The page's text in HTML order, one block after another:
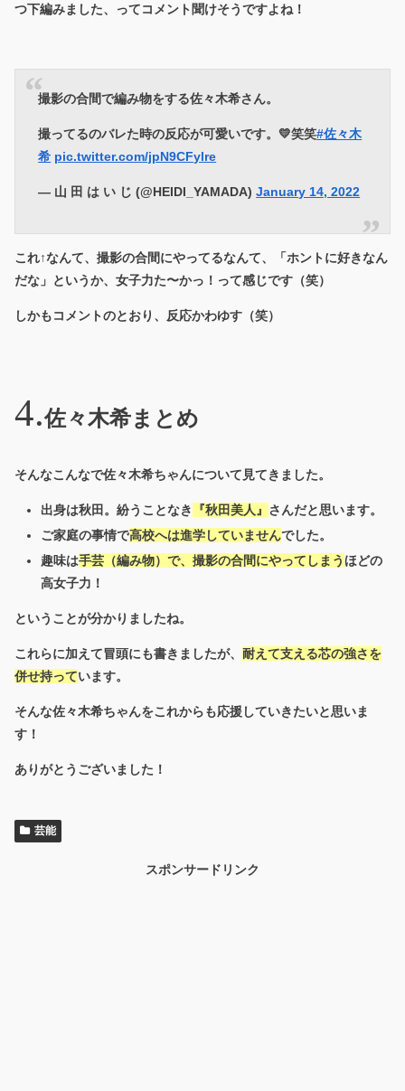
つ下編みました、ってコメント聞けそうですよね！
撮影の合間で編み物をする佐々木希さん。
撮ってるのバレた時の反応が可愛いです。💛笑笑#佐々木
希 pic.twitter.com/jpN9CFylre
— 山 田 は い じ (@HEIDI_YAMADA)January 14, 2022
これ↑なんて、撮影の合間にやってるなんて、「ホントに好きなん
だな」というか、女子力た〜かっ！って感じです（笑）
しかもコメントのとおり、反応かわゆす（笑）
佐々木希まとめ
そんなこんなで佐々木希ちゃんについて見てきました。
出身は秋田。紛うことなき 『秋田美人』 さんだと思います。
ご家庭の事情で高校へは進学していませんでした。
趣味は手芸（編み物）で、撮影の合間にやってしまうほどの
高女子力！
ということが分かりましたね。
これらに加えて冒頭にも書きましたが、 耐えて支える芯の強さを
併せ持っています。
そんな佐々木希ちゃんをこれからも応援していきたいと思いま
す！
ありがとうございました！
芸能
スポンサードリンク